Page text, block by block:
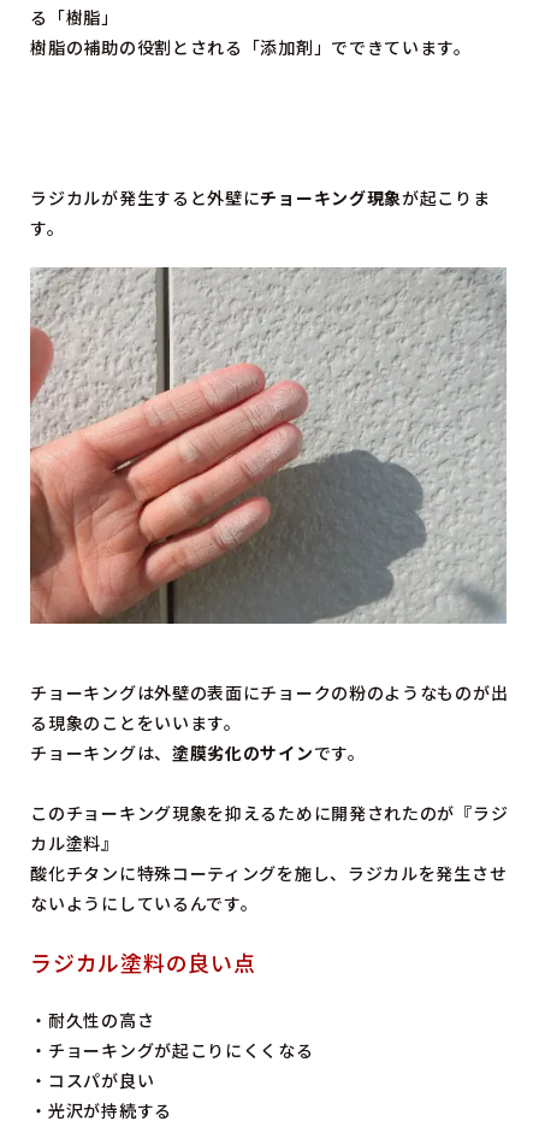
る「樹脂」
樹脂の補助の役割とされる「添加剤」でできています。
ラジカルが発生すると外壁にチョーキング現象が起こりま
す。
チョーキングは外壁の表面にチョークの粉のようなものが出
る現象のことをいいます。
チョーキングは、 塗膜劣化のサインです。
このチョーキング現象を抑えるために開発されたのが『ラジ
カル塗料』
酸化チタンに特殊コーティングを施し、ラジカルを発生させ
ないようにしているんです。
ラジカル塗料の良い点
・耐久性の高さ
・チョーキングが起こりにくくなる
・コスパが良い
・光沢が持続する